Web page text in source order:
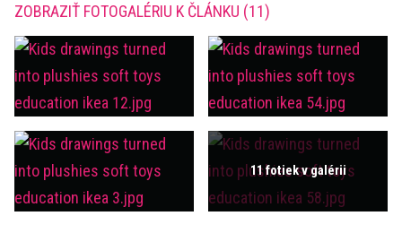
ZOBRAZIŤ FOTOGALÉRIU K ČLÁNKU (11)
11 fotiek v galérii